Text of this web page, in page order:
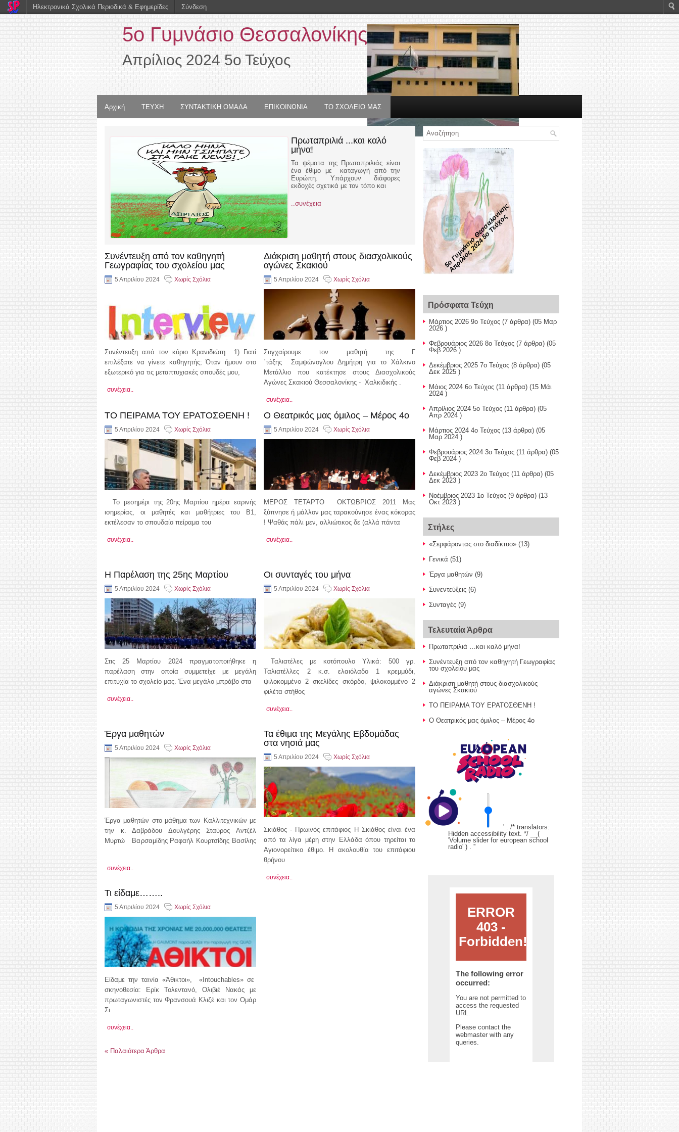
5ο Γυμνάσιο Θεσσαλονίκης
Απρίλιος 2024 5ο Τεύχος
Αρχική ΤΕΥΧΗ ΣΥΝΤΑΚΤΙΚΗ ΟΜΑΔΑ ΕΠΙΚΟΙΝΩΝΙΑ ΤΟ ΣΧΟΛΕΙΟ ΜΑΣ
Πρωταπριλιά ...και καλό
μήνα!
Τα ψέματα της Πρωταπριλιάς είναι
ένα έθιμο με καταγωγή από την
Ευρώπη. Υπάρχουν διάφορες
εκδοχές σχετικά με τον τόπο και
..συνέχεια
Συνέντευξη από τον καθηγητή
Γεωγραφίας του σχολείου μας
5 Απριλίου 2024 Χωρίς Σχόλια
Συνέντευξη από τον κύριο Κρανιδιώτη 1) Γιατί
επιλέξατε να γίνετε καθηγητής; Όταν ήμουν στο
εξωτερικό για τις μεταπτυχιακές σπουδές μου,
συνέχεια..
Διάκριση μαθητή στους διασχολικούς
αγώνες Σκακιού
5 Απριλίου 2024 Χωρίς Σχόλια
Συγχαίρουμε τον μαθητή της Γ
΄τάξης Σαμψώνογλου Δημήτρη για το Χάλκινο
Μετάλλιο που κατέκτησε στους Διασχολικούς
Αγώνες Σκακιού Θεσσαλονίκης - Χαλκιδικής .
συνέχεια..
ΤΟ ΠΕΙΡΑΜΑ ΤΟΥ ΕΡΑΤΟΣΘΕΝΗ !
5 Απριλίου 2024 Χωρίς Σχόλια
Το μεσημέρι της 20ης Μαρτίου ημέρα εαρινής
ισημερίας, οι μαθητές και μαθήτριες του Β1,
εκτέλεσαν το σπουδαίο πείραμα του
συνέχεια..
Ο Θεατρικός μας όμιλος – Μέρος 4ο
5 Απριλίου 2024 Χωρίς Σχόλια
ΜΕΡΟΣ ΤΕΤΑΡΤΟ ΟΚΤΩΒΡΙΟΣ 2011 Μας
ξύπνησε ή μάλλον μας ταρακούνησε ένας κόκορας
! Ψαθάς πάλι μεν, αλλιώτικος δε (αλλά πάντα
συνέχεια..
Η Παρέλαση της 25ης Μαρτίου
5 Απριλίου 2024 Χωρίς Σχόλια
Στις 25 Μαρτίου 2024 πραγματοποιήθηκε η
παρέλαση στην οποία συμμετείχε με μεγάλη
επιτυχία το σχολείο μας. Ένα μεγάλο μπράβο στα
συνέχεια..
Οι συνταγές του μήνα
5 Απριλίου 2024 Χωρίς Σχόλια
Ταλιατέλες με κοτόπουλο Υλικά: 500 γρ.
Ταλιατέλλες 2 κ.σ. ελαιόλαδο 1 κρεμμύδι,
ψιλοκομμένο 2 σκελίδες σκόρδο, ψιλοκομμένο 2
φιλέτα στήθος
συνέχεια..
Έργα μαθητών
5 Απριλίου 2024 Χωρίς Σχόλια
Έργα μαθητών στο μάθημα των Καλλιτεχνικών με
την κ. Δαβράδου Δουλγέρης Σταύρος Αντζέλ
Μυρτώ Βαρσαμίδης Ραφαήλ Κουρτσίδης Βασίλης
συνέχεια..
Τα έθιμα της Μεγάλης Εβδομάδας
στα νησιά μας
5 Απριλίου 2024 Χωρίς Σχόλια
Σκιάθος - Πρωινός επιτάφιος Η Σκιάθος είναι ένα
από τα λίγα μέρη στην Ελλάδα όπου τηρείται το
Αγιονορείτικο έθιμο. Η ακολουθία του επιτάφιου
θρήνου
συνέχεια..
Τι είδαμε……..
5 Απριλίου 2024 Χωρίς Σχόλια
Είδαμε την ταινία «Άθικτοι», «Intouchables» σε
σκηνοθεσία: Ερίκ Τολεντανό, Ολιβιέ Νακάς με
πρωταγωνιστές τον Φρανσουά Κλιζέ και τον Ομάρ
Σι
συνέχεια..
« Παλαιότερα Άρθρα
5ο Γυμνάσιο Θεσσαλονίκης
Απρίλιος 2024 5ο Τεύχος
Πρόσφατα Τεύχη
Μάρτιος 2026 9ο Τεύχος (7 άρθρα) (05 Μαρ
2026 )
Φεβρουάριος 2026 8ο Τεύχος (7 άρθρα) (05
Φεβ 2026 )
Δεκέμβριος 2025 7ο Τεύχος (8 άρθρα) (05
Δεκ 2025 )
Μάιος 2024 6ο Τεύχος (11 άρθρα) (15 Μάι
2024 )
Απρίλιος 2024 5ο Τεύχος (11 άρθρα) (05
Απρ 2024 )
Μάρτιος 2024 4ο Τεύχος (13 άρθρα) (05
Μαρ 2024 )
Φεβρουάριος 2024 3ο Τεύχος (11 άρθρα) (05
Φεβ 2024 )
Δεκέμβριος 2023 2ο Τεύχος (11 άρθρα) (05
Δεκ 2023 )
Nοέμβριος 2023 1ο Τεύχος (9 άρθρα) (13
Οκτ 2023 )
Στήλες
«Σερφάροντας στο διαδίκτυο» (13)
Γενικά (51)
Έργα μαθητών (9)
Συνεντεύξεις (6)
Συνταγές (9)
Τελευταία Άρθρα
Πρωταπριλιά …και καλό μήνα!
Συνέντευξη από τον καθηγητή Γεωγραφίας
του σχολείου μας
Διάκριση μαθητή στους διασχολικούς
αγώνες Σκακιού
ΤΟ ΠΕΙΡΑΜΑ ΤΟΥ ΕΡΑΤΟΣΘΕΝΗ !
Ο Θεατρικός μας όμιλος – Μέρος 4ο
' . /* translators:
Hidden accessibility text. */ __(
'Volume slider for european school
radio' ) . ''
Ηλεκτρονικά Σχολικά Περιοδικά & Εφημερίδες Σύνδεση